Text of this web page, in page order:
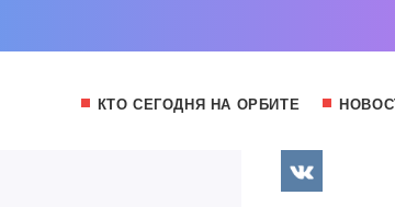
КТО СЕГОДНЯ НА ОРБИТЕ